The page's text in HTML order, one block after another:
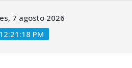
7 agosto 2026
12:21:19 PM